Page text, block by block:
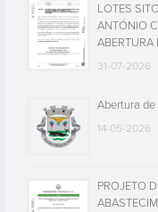
LOTES
ANTÓNIO
ABERTURA
31-07-2026
Abertura
14-05-2026
PROJETO